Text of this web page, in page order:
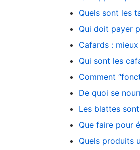
Quels sont les
Qui doit payer
Cafards :
Qui sont les
Comment
De quoi se
Les blattes
Que faire pour
Quels produits